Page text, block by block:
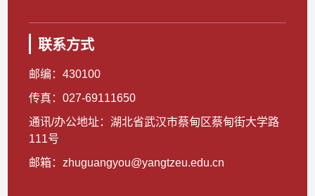
联系方式
邮编：430100
传真：027-69111650
通讯/办公地址：湖北省武汉市蔡甸区蔡甸街大学路
111号
邮箱：zhuguangyou@yangtzeu.edu.cn